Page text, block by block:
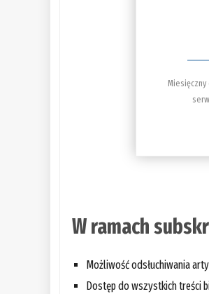
W ramach
Możliwość odsłuchiwania
Dostęp do wszystkich treści